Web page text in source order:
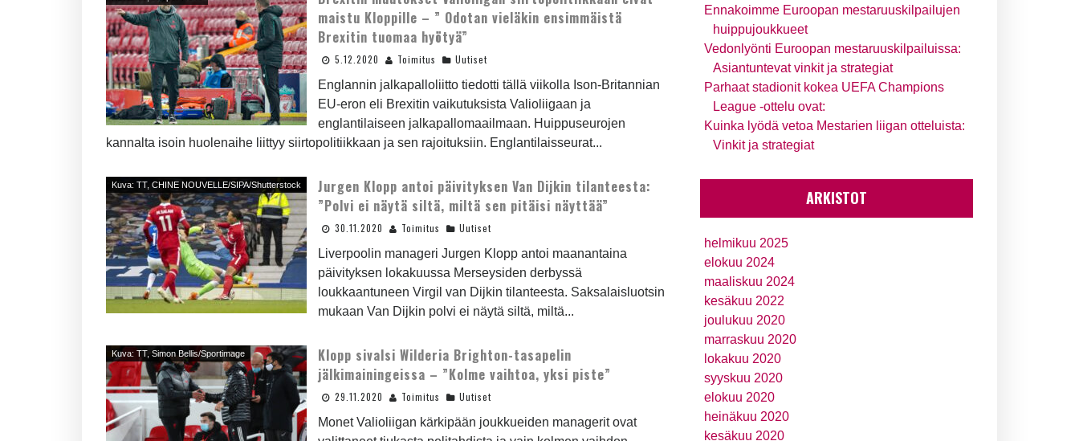
maistu Kloppille – ” Odotan vieläkin ensimmäistä
Brexitin tuomaa hyötyä”
5.12.2020 Toimitus Uutiset
Englannin jalkapalloliitto tiedotti tällä viikolla Ison-Britannian
EU-eron eli Brexitin vaikutuksista Valioliigaan ja
englantilaiseen jalkapallomaailmaan. Huippuseurojen
kannalta isoin huolenaihe liittyy siirtopolitiikkaan ja sen rajoituksiin. Englantilaisseurat...
Kuva: TT, CHINE NOUVELLE/SIPA/Shutterstock
Jurgen Klopp antoi päivityksen Van Dijkin tilanteesta:
”Polvi ei näytä siltä, miltä sen pitäisi näyttää”
30.11.2020 Toimitus Uutiset
Liverpoolin manageri Jurgen Klopp antoi maanantaina
päivityksen lokakuussa Merseysiden derbyssä
loukkaantuneen Virgil van Dijkin tilanteesta. Saksalaisluotsin
mukaan Van Dijkin polvi ei näytä siltä, miltä...
Kuva: TT, Simon Bellis/Sportimage
Klopp sivalsi Wilderia Brighton-tasapelin
jälkimainingeissa – ”Kolme vaihtoa, yksi piste”
29.11.2020 Toimitus Uutiset
Monet Valioliigan kärkipään joukkueiden managerit ovat
Ennakoimme Euroopan mestaruuskilpailujen
huippujoukkueet
Vedonlyönti Euroopan mestaruuskilpailuissa:
Asiantuntevat vinkit ja strategiat
Parhaat stadionit kokea UEFA Champions
League -ottelu ovat:
Kuinka lyödä vetoa Mestarien liigan otteluista:
Vinkit ja strategiat
ARKISTOT
helmikuu 2025
elokuu 2024
maaliskuu 2024
kesäkuu 2022
joulukuu 2020
marraskuu 2020
lokakuu 2020
syyskuu 2020
elokuu 2020
heinäkuu 2020
kesäkuu 2020